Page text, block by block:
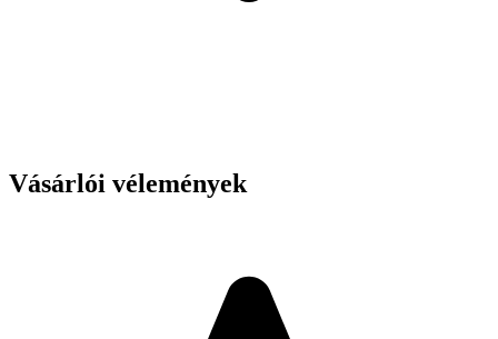
Vásárlói vélemények